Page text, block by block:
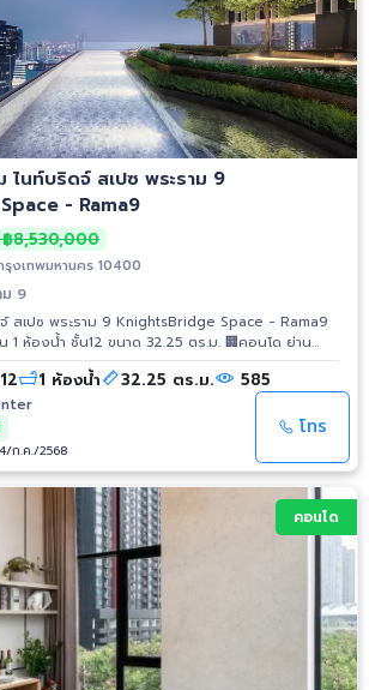
ไนท์บริดจ์ สเปซ พระราม 9
- Rama9
8,530,000
งเทพมหานคร 10400
ม 9
สเปซ พระราม 9 KnightsBridge Space - Rama9
านเกรด A รองรับการขยายตัวของเศรษฐกิจและการ
ม 9 ที่ใกล้เพียง 350 เมตร - Airport Rail Link
วยอาคาร 27 ชั้น 325 ยูนิต 📍สิ่งอำนวยความ
ส - สวนนั่งเล่น - EV Charger - โถงต้อนรับ - สระ
- Craft Cafe & Working Space 📍ระบบรักษา
งจรปิด CCTV 24 ชั่วโมง - ระบบ Access Control
อาคาร และพื้นที่จอดรถ - เจ้าหน้าที่รักษาความ
1 ห้องน้ำ 32.25 ตร.ม. 585
ก.ค./2568
โทร
คอนโด